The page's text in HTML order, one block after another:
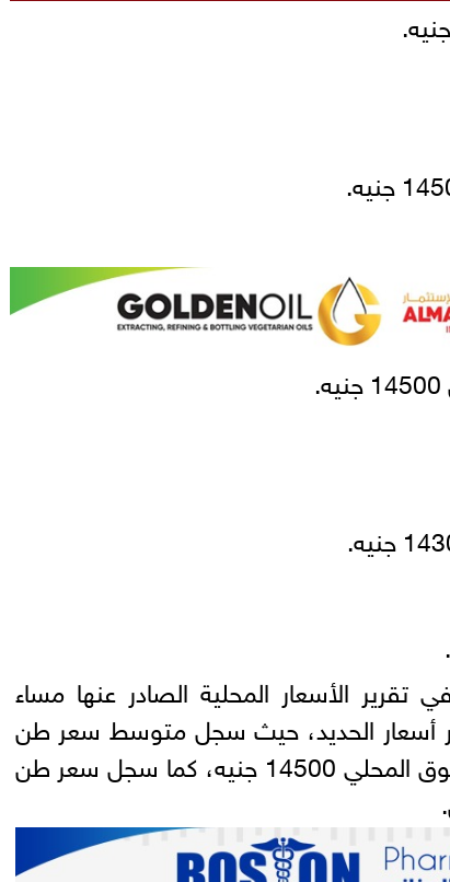
الأسعار المحلية الصادر عنها مساء
يونيو 2021 استقرار أسعار الحديد، حيث سجل متوسط سعر طن
الحديد (أرض المصنع) في السوق المحلي 14500 جنيه، كما سجل سعر طن